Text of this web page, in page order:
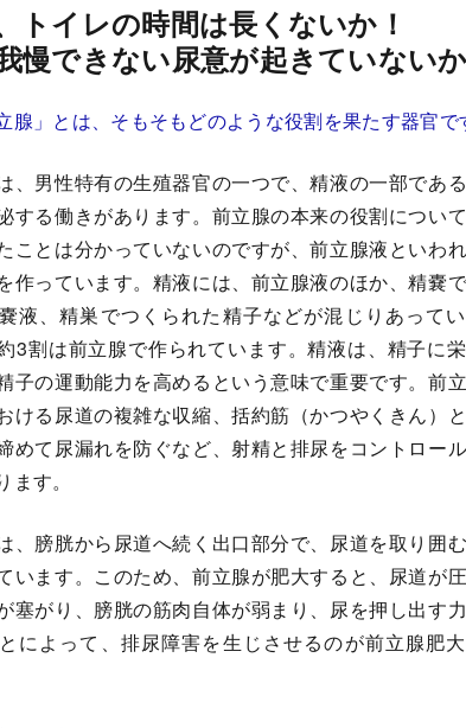
トイレの時間は長くないか！
慢できない尿意が起きていないか
」とは、そもそもどのような役割を果たす器官で
、男性特有の生殖器官の一つで、精液の一部であ
する働きがあります。前立腺の本来の役割につい
ことは分かっていないのですが、前立腺液といわ
作っています。精液には、前立腺液のほか、精嚢
液、精巣でつくられた精子などが混じりあって
3割は前立腺で作られています。精液は、精子に
子の運動能力を高めるという意味で重要です。前
ける尿道の複雑な収縮、括約筋（かつやくきん）
めて尿漏れを防ぐなど、射精と排尿をコントロー
す。
、膀胱から尿道へ続く出口部分で、尿道を取り囲
います。このため、前立腺が肥大すると、尿道が
塞がり、膀胱の筋肉自体が弱まり、尿を押し出す
によって、排尿障害を生じさせるのが前立腺肥